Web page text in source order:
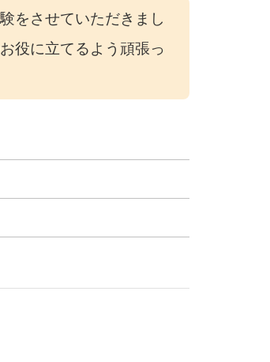
をさせていただきまし
役に立てるよう頑張っ